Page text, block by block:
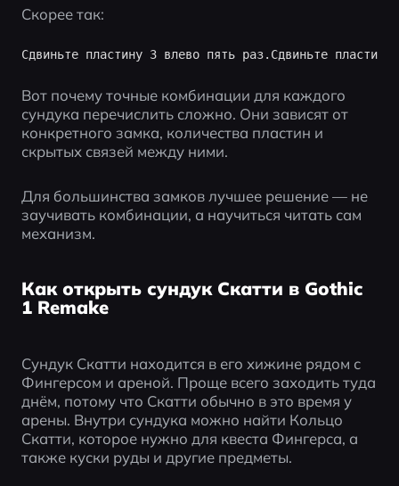
Скорее так:
Вот почему точные комбинации для каждого
сундука перечислить сложно. Они зависят от
конкретного замка, количества пластин и
скрытых связей между ними.
Для большинства замков лучшее решение — не
заучивать комбинации, а научиться читать сам
механизм.
Как открыть сундук Скатти в Gothic
1 Remake
Сундук Скатти находится в его хижине рядом с
Фингерсом и ареной. Проще всего заходить туда
днём, потому что Скатти обычно в это время у
арены. Внутри сундука можно найти Кольцо
Скатти, которое нужно для квеста Фингерса, а
также куски руды и другие предметы.